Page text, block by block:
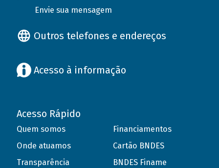
Envie sua mensagem
Outros telefones e endereços
Acesso à informação
Acesso Rápido
Quem somos
Onde atuamos
Transparência
Financiamentos
Cartão BNDES
BNDES Finame